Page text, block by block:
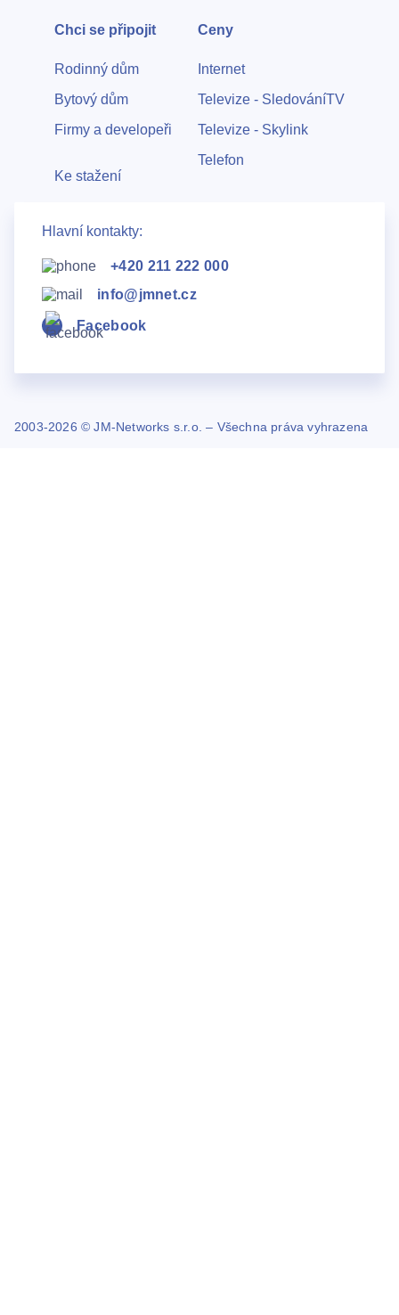
Chci se připojit
Rodinný dům
Bytový dům
Firmy a developeři
Ke stažení
Ceny
Internet
Televize - SledováníTV
Televize - Skylink
Telefon
Hlavní kontakty:
+420 211 222 000
info@jmnet.cz
Facebook
2003-2026 © JM-Networks s.r.o. – Všechna práva vyhrazena